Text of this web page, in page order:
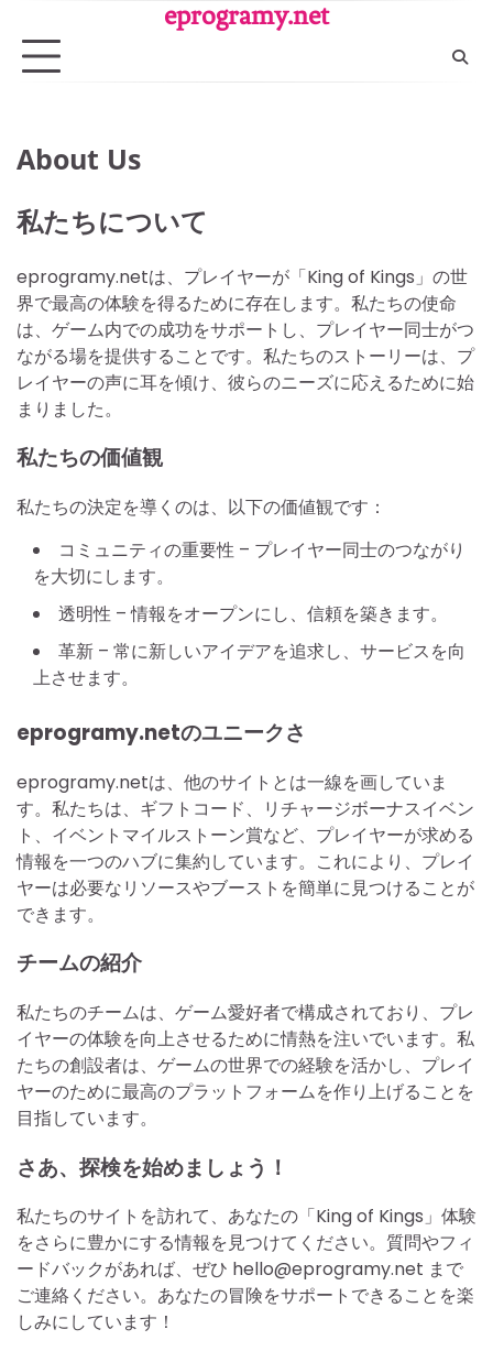
content
eprogramy.net
About Us
私たちについて
eprogramy.netは、プレイヤーが「King of Kings」の世
界で最高の体験を得るために存在します。私たちの使命
は、ゲーム内での成功をサポートし、プレイヤー同士がつ
ながる場を提供することです。私たちのストーリーは、プ
レイヤーの声に耳を傾け、彼らのニーズに応えるために始
まりました。
私たちの価値観
私たちの決定を導くのは、以下の価値観です：
コミュニティの重要性 – プレイヤー同士のつながり
を大切にします。
透明性 – 情報をオープンにし、信頼を築きます。
革新 – 常に新しいアイデアを追求し、サービスを向
上させます。
eprogramy.netのユニークさ
eprogramy.netは、他のサイトとは一線を画していま
す。私たちは、ギフトコード、リチャージボーナスイベン
ト、イベントマイルストーン賞など、プレイヤーが求める
情報を一つのハブに集約しています。これにより、プレイ
ヤーは必要なリソースやブーストを簡単に見つけることが
できます。
チームの紹介
私たちのチームは、ゲーム愛好者で構成されており、プレ
イヤーの体験を向上させるために情熱を注いでいます。私
たちの創設者は、ゲームの世界での経験を活かし、プレイ
ヤーのために最高のプラットフォームを作り上げることを
目指しています。
さあ、探検を始めましょう！
私たちのサイトを訪れて、あなたの「King of Kings」体験
をさらに豊かにする情報を見つけてください。質問やフィ
ードバックがあれば、ぜひ hello@eprogramy.net まで
ご連絡ください。あなたの冒険をサポートできることを楽
しみにしています！